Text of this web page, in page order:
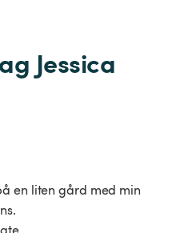
Jessica
en liten gård med min